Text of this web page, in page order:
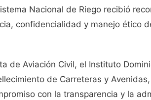
Nacional de Riego recibió
confidencialidad y manejo ético
de Aviación Civil, el Instituto
de Carreteras y
con la transparencia y la